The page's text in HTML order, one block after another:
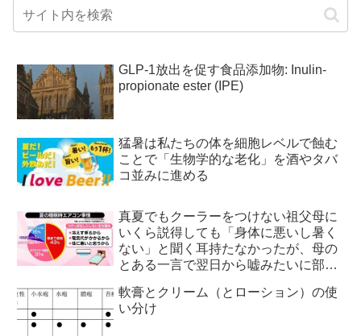
GLP-1放出を促す食品添加物: Inulin-
propionate ester (IPE)
猛暑は私たちの体を細胞レベルで蝕む
ことで「生物学的な老化」を酒やタバ
コ並みに進める
真夏でもクーラーをつけない祖父母に
いくら説得しても「身体に悪いし暑く
ない」と聞く耳持たなかったが、母の
とある一言で翌日から嘘みたいに部屋
軟膏とクリーム（とローション）の使
い分け